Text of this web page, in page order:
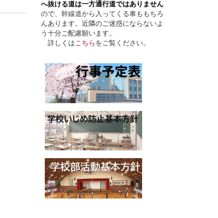
へ抜ける道は一方通行道ではありません
ので、幹線道から入ってくる車ももちろ
んあります。近隣のご迷惑にならないよ
う十分ご配慮願います。
詳しくはこちらをご覧ください。